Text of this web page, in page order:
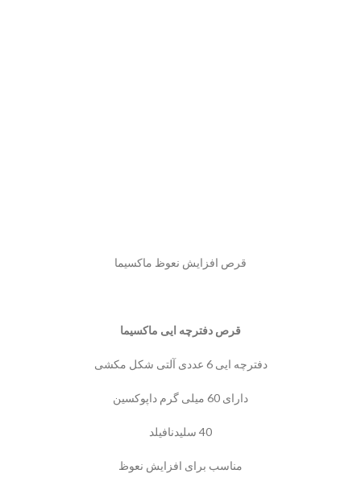
قرص افزایش نعوظ ماکسیما
قرص دفترچه ایی ماکسیما
دفترچه ایی 6 عددی آلتی شکل مکشی
دارای 60 میلی گرم داپوکسین
40 سلیدنافیلد
مناسب برای افزایش نعوظ